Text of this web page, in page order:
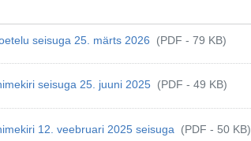
seisuga 25. märts 2026 (PDF - 79 KB)
seisuga 25. juuni 2025 (PDF - 49 KB)
12. veebruari 2025 seisuga (PDF - 50 KB)